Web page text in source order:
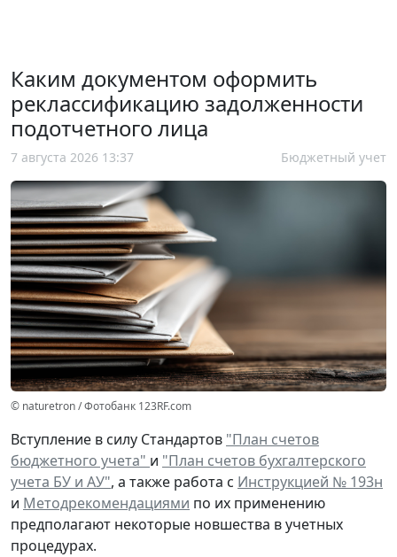
Каким документом оформить
реклассификацию задолженности
подотчетного лица
7 августа 2026 13:37 Бюджетный учет
© naturetron / Фотобанк 123RF.com
Вступление в силу Стандартов "План счетов
бюджетного учета" и "План счетов бухгалтерского
учета БУ и АУ", а также работа с Инструкцией № 193н
и Методрекомендациями по их применению
предполагают некоторые новшества в учетных
процедурах.